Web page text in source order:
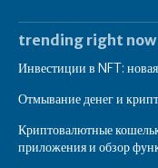
trending right now
Инвестиции в NFT:
Отмывание денег и
Криптовалютные
приложения и обзор